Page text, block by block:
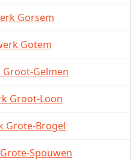
Gorsem
Gotem
Gelmen
Groot-Loon
Grote-Brogel
Spouwen